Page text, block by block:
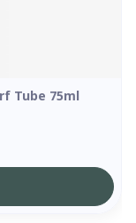
Tube 75ml